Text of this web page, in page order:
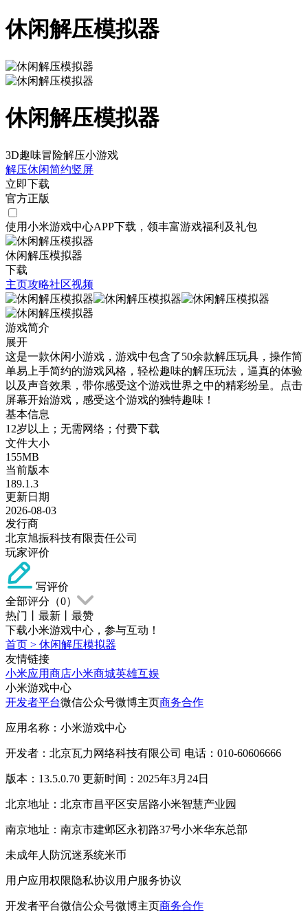
休闲解压模拟器
休闲解压模拟器
3D趣味冒险解压小游戏
解压休闲简约竖屏
立即下载
官方正版
使用小米游戏中心APP下载 ，领丰富游戏福利 及礼包
休闲解压模拟器
下载
主页攻略社区视频
游戏简介
展开
这是一款休闲小游戏，游戏中包含了50余款解压玩具，操作简
单易上手简约的游戏风格，轻松趣味的解压玩法，逼真的体验
以及声音效果，带你感受这个游戏世界之中的精彩纷呈。点击
屏幕开始游戏，感受这个游戏的独特趣味！
基本信息
12岁以上；无需网络；付费下载
文件大小
155MB
当前版本
189.1.3
更新日期
2026-08-03
发行商
北京旭振科技有限责任公司
玩家评价
写评价
全部评分（0）
热门
最新
最赞
下载小米游戏中心，参与互动！
首页 > 休闲解压模拟器
友情链接
小米应用商店小米商城英雄互娱
小米游戏中心
开发者平台微信公众号微博主页商务合作
应用名称：小米游戏中心
开发者：北京瓦力网络科技有限公司 电话：010-60606666
版本：13.5.0.70 更新时间：2025年3月24日
北京地址：北京市昌平区安居路小米智慧产业园
南京地址：南京市建邺区永初路37号小米华东总部
未成年人防沉迷系统米币
用户应用权限隐私协议用户服务协议
开发者平台微信公众号微博主页商务合作